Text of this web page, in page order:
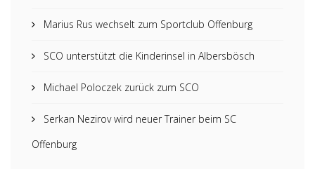
Marius Rus wechselt zum Sportclub Offenburg
SCO unterstützt die Kinderinsel in Albersbösch
Michael Poloczek zurück zum SCO
Serkan Nezirov wird neuer Trainer beim SC
Offenburg